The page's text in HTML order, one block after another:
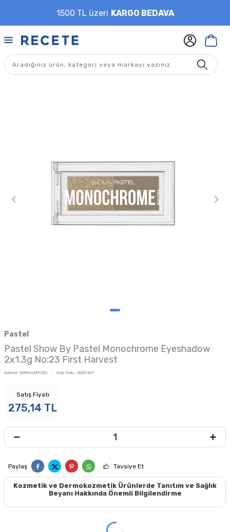
1500 TL üzeri KARGO BEDAVA
Pastel
Pastel Show By Pastel Monochrome Eyeshadow
2x1.3g No:23 First Harvest
Barkod : 8690644391231 Stok Kodu : 20221421
Satış Fiyatı
275,14 TL
Paylaş Tavsiye Et
Kozmetik ve Dermokozmetik Ürünlerde Tanıtım ve Sağlık
Beyanı Hakkında Önemli Bilgilendirme